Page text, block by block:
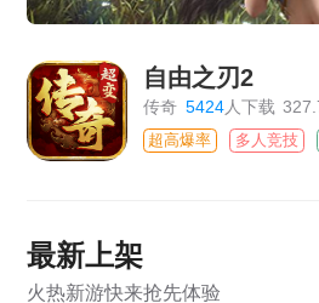
自由之刃2
传奇 5424人下载
超高爆率 多人竞技
最新上架
火热新游快来抢先体验